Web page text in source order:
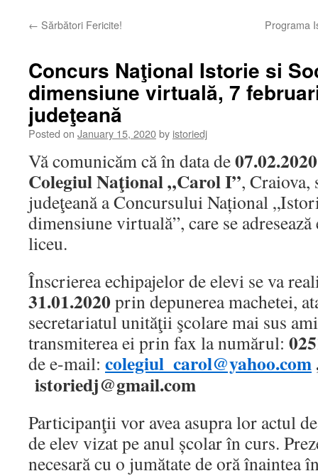
← Sărbători Fericite! Programa
Concurs Naţional Istorie si
dimensiune virtuală, 7
judeţeană
Posted on January 15, 2020by istoriedj
Vă comunicăm că în data de07.02.2020
Colegiul Naţional „Carol I”, Craiova,
judeţeană a Concursului Național
dimensiune virtuală”, care se
liceu.
Înscrierea echipajelor de elevi se va
31.01.2020 prin depunerea machetei,
secretariatul unităţii şcolare mai sus
transmiterea ei prin fax la numărul:
de e-mail: colegiul_carol@yahoo.com
istoriedj@gmail.com
Participanţii vor avea asupra lor actul
de elev vizat pe anul școlar în curs.
necesară cu o jumătate de oră înaintea